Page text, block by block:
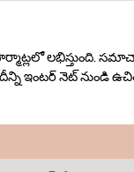
లభిస్తుంది.
ఇంటర్ నెట్ నుండి